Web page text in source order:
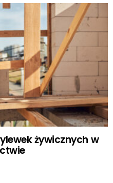
żywicznych w